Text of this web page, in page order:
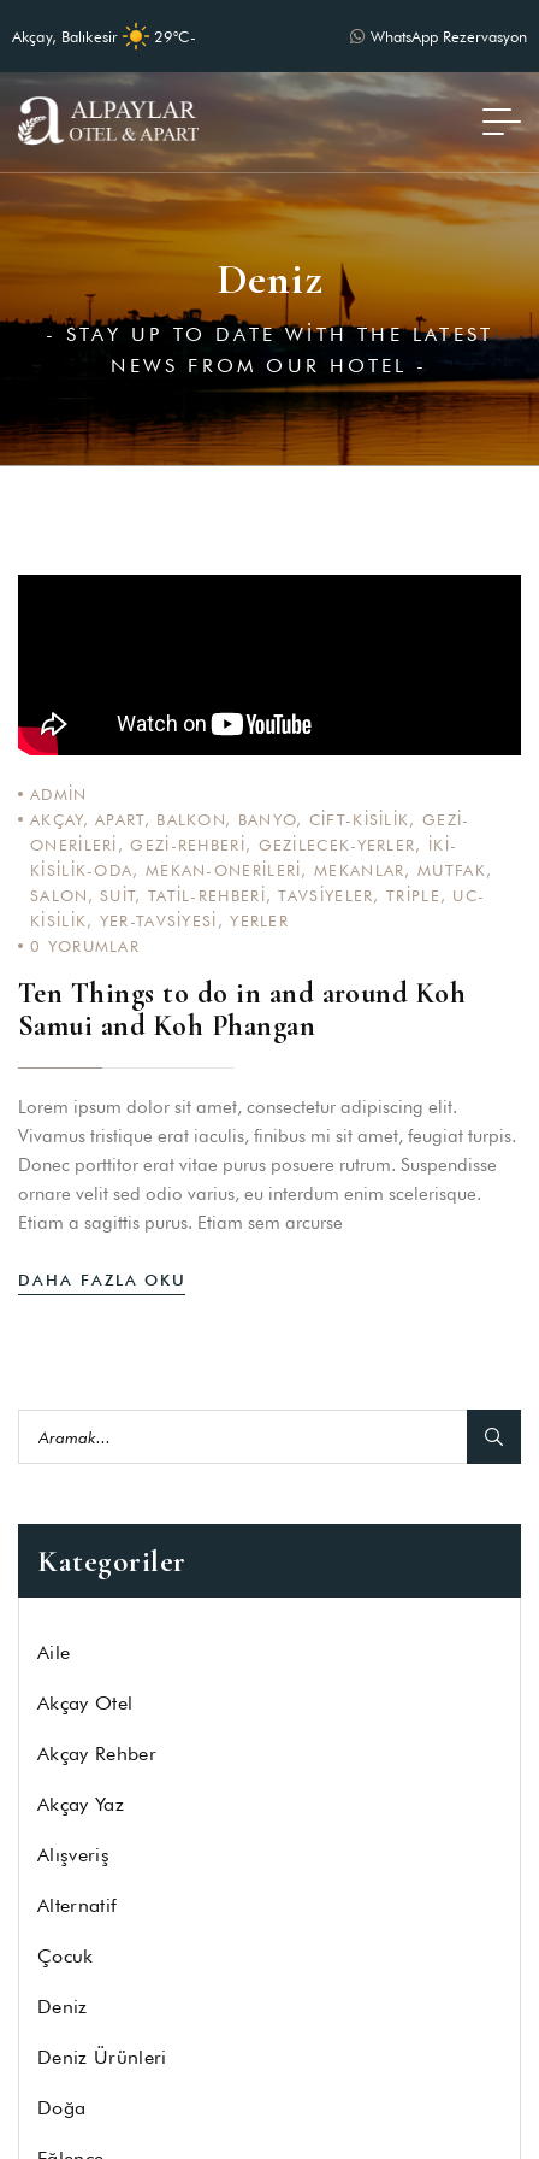
Akçay, Balıkesir 29°C- WhatsApp Rezervasyon
Deniz
- STAY UP TO DATE WITH THE LATEST
NEWS FROM OUR HOTEL -
ADMIN
AKÇAY,APART, BALKON, BANYO, CIFT-KISILIK , GEZI-
ONERILERI ,GEZI-REHBERI, GEZILECEK-YERLER, IKI-
KISILIK-ODA, MEKAN-ONERILERI,MEKANLAR,MUTFAK ,
SALON ,SUIT, TATIL-REHBERI,TAVSIYELER,TRIPLE , UC-
KISILIK , YER-TAVSIYESI ,YERLER
0 YORUMLAR
Ten Things to do in and around Koh
Samui and Koh Phangan
Lorem ipsum dolor sit amet, consectetur adipiscing elit.
Vivamus tristique erat iaculis, finibus mi sit amet, feugiat turpis.
Donec porttitor erat vitae purus posuere rutrum. Suspendisse
ornare velit sed odio varius, eu interdum enim scelerisque.
Etiam a sagittis purus. Etiam sem arcurse
DAHA FAZLA OKU
Kategoriler
Aile
Akçay Otel
Akçay Rehber
Akçay Yaz
Alışveriş
Alternatif
Çocuk
Deniz
Deniz Ürünleri
Doğa